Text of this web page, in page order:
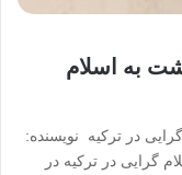
به اسلام
در ترکیه نویسنده:
گرایی در ترکیه در